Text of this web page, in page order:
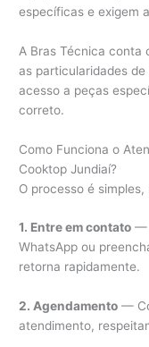
específicas e exigem
A Bras Técnica conta
as particularidades
acesso a peças
correto.
Como Funciona o
Cooktop Jundiaí?
O processo é
1. Entre em contato —
WhatsApp ou
retorna rapidamente.
2. Agendamento —
atendimento,